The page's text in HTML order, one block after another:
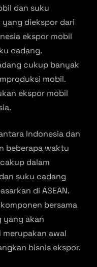
dan suku
diekspor dari
ekspor mobil
cadang.
cukup banyak
mobil.
ekspor mobil
Indonesia dan
beberapa waktu
dalam
suku cadang
di ASEAN.
bersama
yang akan
merupakan awal
bisnis ekspor.